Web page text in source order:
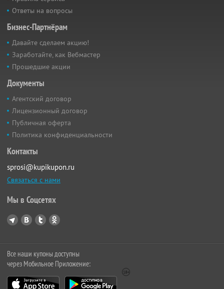
Ответы на вопросы
Бизнес-Партнёрам
Давайте сделаем акцию!
Заработайте, как Вебмастер
Прошедшие акции
Документы
Агентский договор
Лицензионный договор
Публичная оферта
Политика конфиденциальности
Контакты
sprosi@kupikupon.ru
Связаться с нами
Мы в Соцсетях
Все наши купоны доступны
через Мобильное Приложение: